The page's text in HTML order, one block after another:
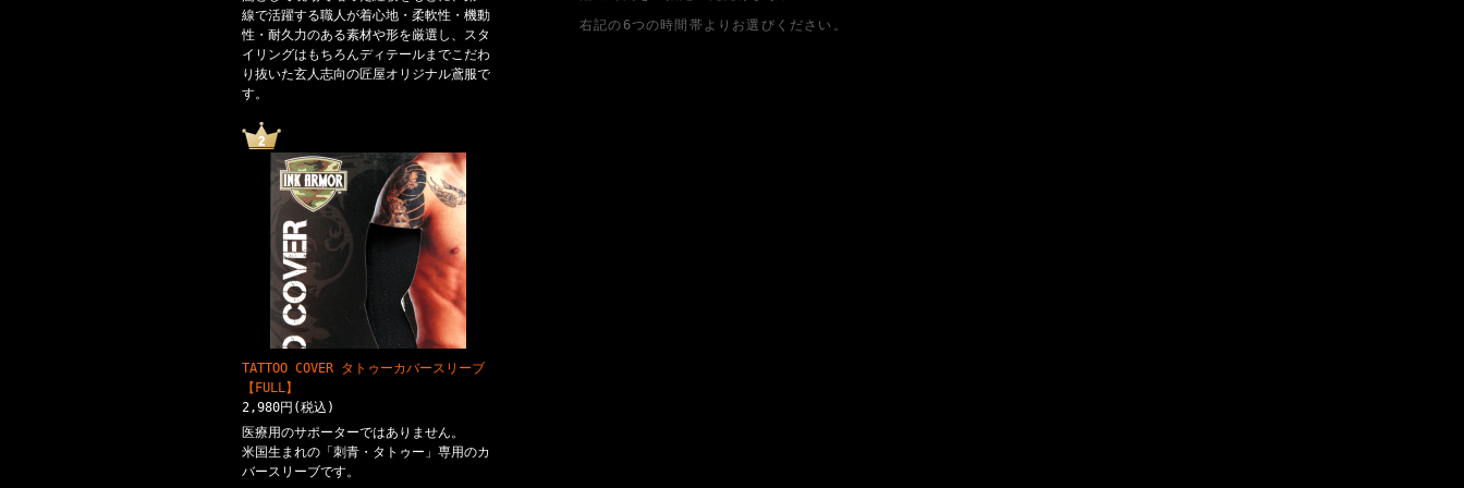
線で活躍する職人が着心地・柔軟性・機動
性・耐久力のある素材や形を厳選し、スタ
イリングはもちろんディテールまでこだわ
り抜いた玄人志向の匠屋オリジナル鳶服で
す。
TATTOO COVER タトゥーカバースリーブ
【FULL】
2,980円(税込)
医療用のサポーターではありません。
米国生まれの「刺青・タトゥー」専用のカ
バースリーブです。
右記の6つの時間帯よりお選びください。